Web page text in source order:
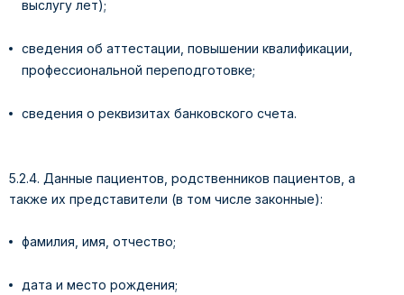
выслугу лет);
сведения об аттестации, повышении квалификации,
профессиональной переподготовке;
сведения о реквизитах банковского счета.
5.2.4. Данные пациентов, родственников пациентов, а
также их представители (в том числе законные):
фамилия, имя, отчество;
дата и место рождения;